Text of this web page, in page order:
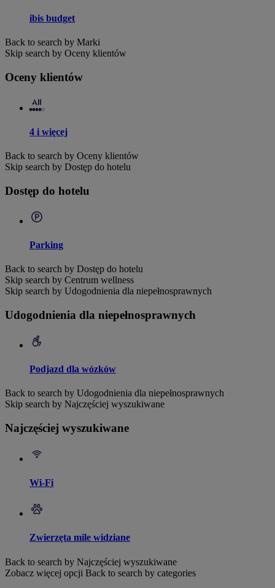
ibis budget
Back to search by Marki
Skip search by Oceny klientów
Oceny klientów
4 i więcej
Back to search by Oceny klientów
Skip search by Dostęp do hotelu
Dostęp do hotelu
Parking
Back to search by Dostęp do hotelu
Skip search by Centrum wellness
Skip search by Udogodnienia dla niepełnosprawnych
Udogodnienia dla niepełnosprawnych
Podjazd dla wózków
Back to search by Udogodnienia dla niepełnosprawnych
Skip search by Najczęściej wyszukiwane
Najczęściej wyszukiwane
Wi-Fi
Zwierzęta mile widziane
Back to search by Najczęściej wyszukiwane
Zobacz więcej opcji Back to search by categories